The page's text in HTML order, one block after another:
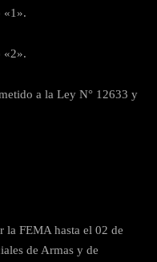
«1».
«2».
a la Ley N° 12633 y
la FEMA hasta el 02 de
de Armas y de